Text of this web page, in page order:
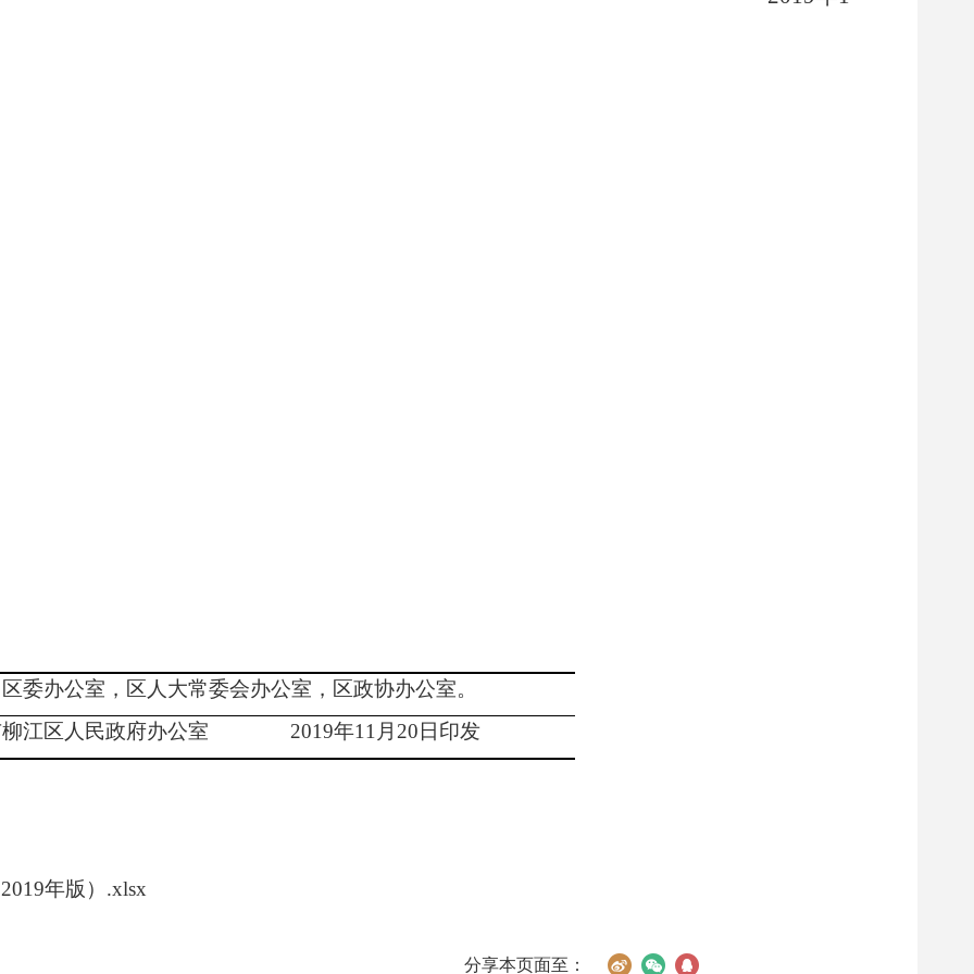
委办公室，区人大常委会办公室，区政协办公室。
柳江区人民政府办公室
2019年11 月 20 日印发
年版）.xlsx
分享本页面至：